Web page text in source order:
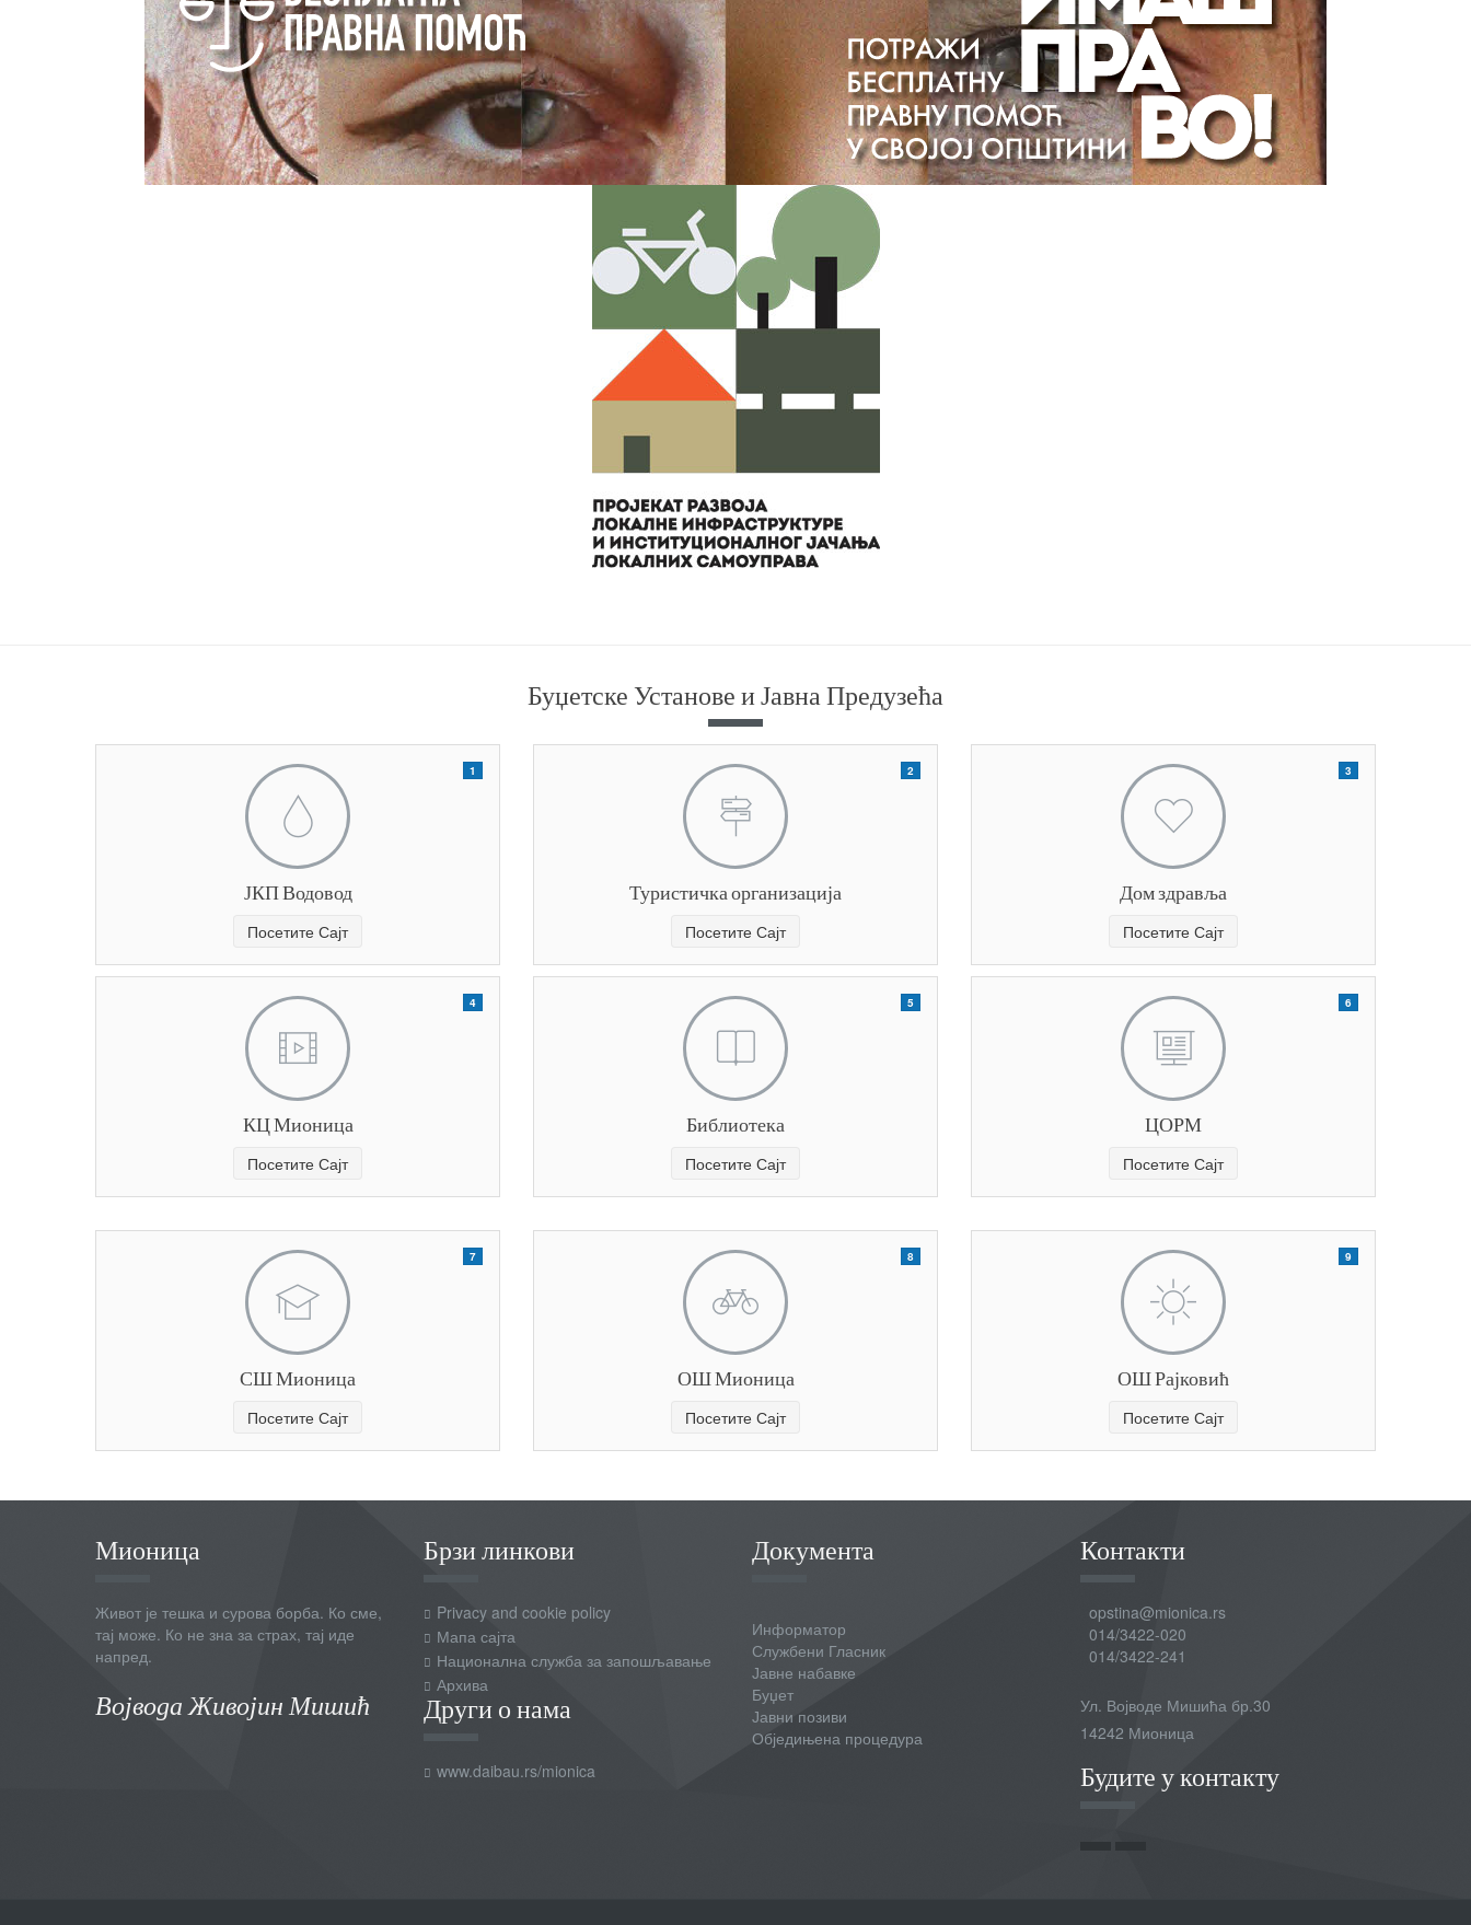
Буџетске Установе и Јавна Предузећа
1
ЈКП Водовод
Посетите Сајт
2
Туристичка организација
Посетите Сајт
3
Дом здравља
Посетите Сајт
4
КЦ Мионица
Посетите Сајт
5
Библиотека
Посетите Сајт
6
ЦОРМ
Посетите Сајт
7
СШ Мионица
Посетите Сајт
8
ОШ Мионица
Посетите Сајт
9
ОШ Рајковић
Посетите Сајт
Мионица
Живот је тешка и сурова борба. Ко сме,
тај може. Ко не зна за страх, тај иде
напред.
Војвода Живојин Мишић
Брзи линкови
Privacy and cookie policy
Мапа сајта
Национална служба за запошљавање
Архива
Други о нама
www.daibau.rs/mionica
Документа
Информатор
Службени Гласник
Јавне набавке
Буџет
Јавни позиви
Обједињена процедура
Контакти
opstina@mionica.rs
014/3422-020
014/3422-241
Ул. Војводе Мишића бр.30
14242 Мионица
Будите у контакту